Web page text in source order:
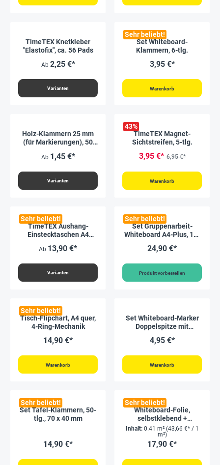
TimeTEX Knetkleber
"Elastofix", ca. 56 Pads
Ab 2,25 €*
Varianten
Sehr beliebt!
Set Whiteboard-
Klammern, 6-tlg.
3,95 €*
Warenkorb
Holz-Klammern 25 mm
(für Markierungen), 50
Ab 1,45 €*
Varianten
43%
TimeTEX Magnet-
Sichtstreifen, 5-tlg.
3,95 €* 6,95 €*
Warenkorb
Sehr beliebt!
TimeTEX Aushang-
Einstecktaschen A4
2 Stück
Ab 13,90 €*
Varianten
Sehr beliebt!
Set Gruppenarbeit-
Whiteboard A4-Plus, 16-
24,90 €*
Produkt vorbestellen
Sehr beliebt!
Tisch-Flipchart, A4 quer,
4-Ring-Mechanik
14,90 €*
Warenkorb
Set Whiteboard-Marker
Doppelspitze mit
tlg.
4,95 €*
Warenkorb
Sehr beliebt!
Set Tafel-Klammern, 50-
tlg., 70 x 40 mm
14,90 €*
Sehr beliebt!
Whiteboard-Folie,
selbstklebend +
magnethaftend
Inhalt: 0.41 m² (43,66 €* / 1
m²)
17,90 €*